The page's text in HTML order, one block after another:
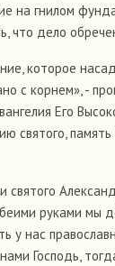
на гнилом
что дело
которое
с корнем», -
Его
святого,
святого
руками мы
у нас
Господь,